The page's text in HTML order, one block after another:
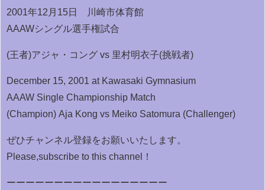
2001年12月15日 川崎市体育館
AAAWシングル選手権試合
(王者)アジャ・コング vs 里村明衣子(挑戦者)
December 15, 2001 at Kawasaki Gymnasium
AAAW Single Championship Match
(Champion) Aja Kong vs Meiko Satomura (Challenger)
ぜひチャンネル登録をお願いいたします。
Please,subscribe to this channel！
ーーーーーーーーーーーーーーーーー